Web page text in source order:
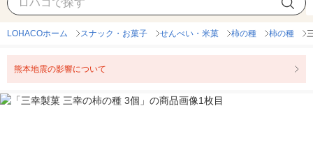
LOHACOホーム スナック・お菓子 せんべい・米菓 柿の種 柿の種
熊本地震の影響について